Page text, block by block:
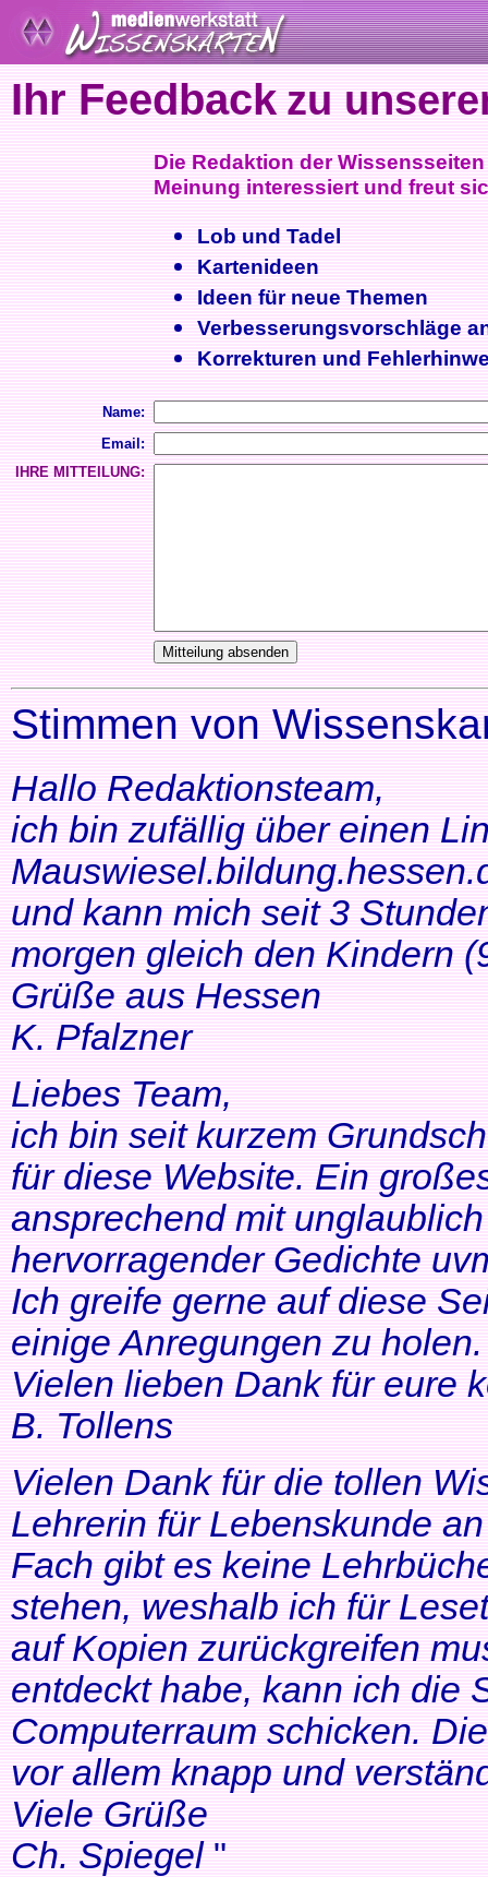
Ihr Feedback zu
Die Redaktion der
Meinung interessiert und freut
Lob und Tadel
Kartenideen
Ideen für neue Themen
Verbesserungsvorschläge
Korrekturen und
Name:
Email:
IHRE MITTEILUNG:
Stimmen von
Hallo Redaktionsteam,
ich bin zufällig über einen
und kann mich seit 3
morgen gleich den Kindern
Grüße aus Hessen
K. Pfalzner
Liebes Team,
ich bin seit kurzem
für diese Website. Ein
ansprechend mit
hervorragender Gedichte
Ich greife gerne auf diese
einige Anregungen zu
Vielen lieben Dank für eure
B. Tollens
Vielen Dank für die tollen
Lehrerin für Lebenskunde
Fach gibt es keine
stehen, weshalb ich für
auf Kopien zurückgreifen
entdeckt habe, kann ich die
Computerraum schicken.
vor allem knapp und
Viele Grüße
Ch. Spiegel"